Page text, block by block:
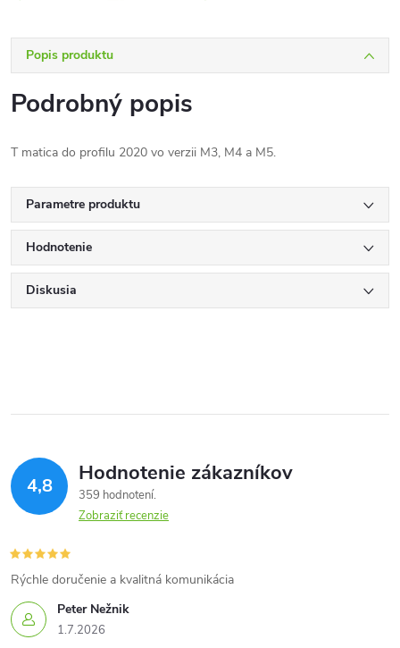
Popis produktu
Podrobný popis
T matica do profilu 2020 vo verzii M3, M4 a M5.
Parametre produktu
Hodnotenie
Diskusia
4,8 Hodnotenie zákazníkov
359 hodnotení
Zobraziť recenzie
Peter Nežnik
1.7.2026
Rýchle doručenie a kvalitná komunikácia